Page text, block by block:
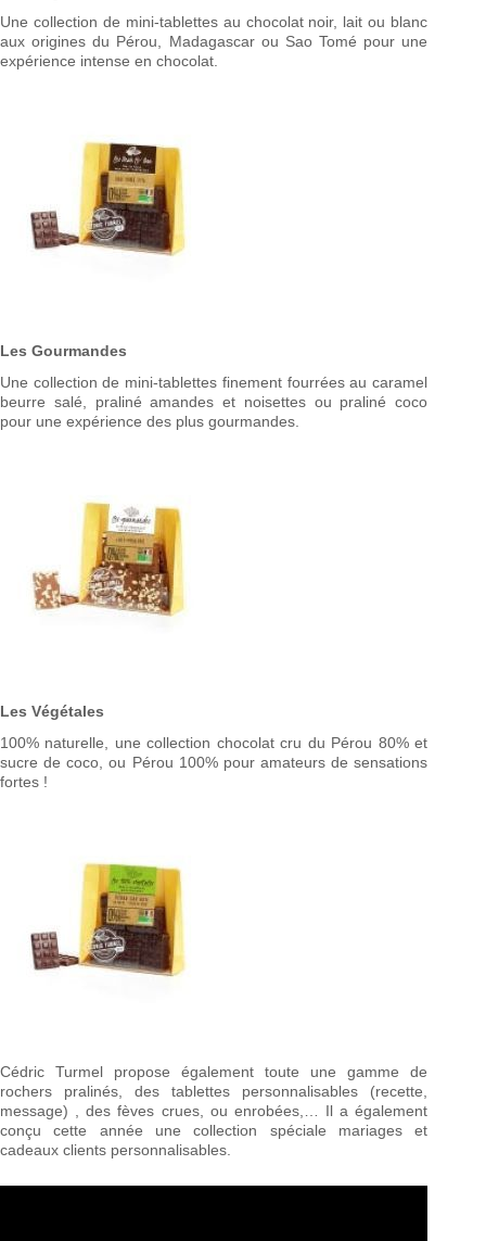
Une collection de mini-tablettes au chocolat noir, lait ou blanc
aux origines du Pérou, Madagascar ou Sao Tomé pour une
expérience intense en chocolat.
Les Gourmandes
Une collection de mini-tablettes finement fourrées au caramel
beurre salé, praliné amandes et noisettes ou praliné coco
pour une expérience des plus gourmandes.
Les Végétales
100% naturelle, une collection chocolat cru du Pérou 80% et
sucre de coco, ou Pérou 100% pour amateurs de sensations
fortes !
Cédric Turmel propose également toute une gamme de
rochers pralinés, des tablettes personnalisables (recette,
message) , des fèves crues, ou enrobées,… Il a également
conçu cette année une collection spéciale mariages et
cadeaux clients personnalisables.